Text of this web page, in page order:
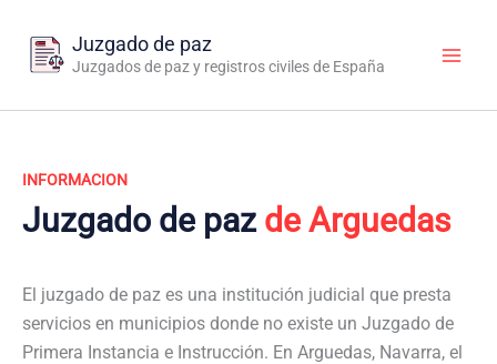
contenido
Juzgado de paz
Juzgados de paz y registros civiles de España
INFORMACION
Juzgado de paz de Arguedas
El juzgado de paz es una institución judicial que presta
servicios en municipios donde no existe un Juzgado de
Primera Instancia e Instrucción. En Arguedas, Navarra, el